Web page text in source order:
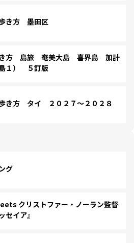
き方 墨田区
方 島旅 奄美大島 喜界島 加計
１） ５訂版
き方 タイ ２０２７～２０２８
グ
クリストファー・ノーラン監督
セイア』